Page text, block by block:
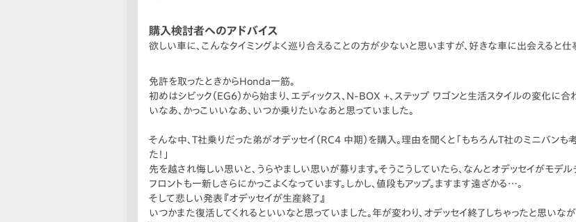
購入検討者へのアドバイス
欲しい車に、こんなタイミングよく巡り合えることの方が少ないと思いますが、好きな車に出会えると仕
免許を取ったときからHonda一筋。
初めはシビック（EG6）から始まり、エディックス、N-BOX +、ステップ ワゴンと生活スタイルの変化に合
いなあ、かっこいいなあ、いつか乗りたいなあと思っていました。
そんな中、T社乗りだった弟がオデッセイ（RC4 中期）を購入。理由を聞くと「もちろんT社のミニバン
た！」
先を越され悔しい思いと、うらやましい思いが募ります。そうこうしていたら、なんとオデッセイがモデル
フロントも一新しさらにかっこよくなっています。しかし、値段もアップ。ますます遠ざかる…。
そして悲しい発表『オデッセイが生産終了』
いつかまた復活してくれるといいなと思っていました。年が変わり、オデッセイ終了しちゃったと思いな